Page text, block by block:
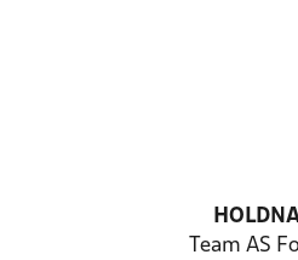
Team AS